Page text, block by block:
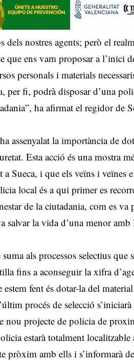
nostres agents; però el
que ens vam proposar a l’inici
personals i materials
per fi, podrà disposar d’una
ha afirmat el regidor de
assenyalat la importància de
Esta acció és una mostra
Sueca, i que els veïns i veïnes
local és a qui primer es
de la ciutadania, com es va
salvar la vida d’una menor amb
als processos selectius que
fins a aconseguir la xifra
fent és dotar-la del
procés de selecció
nou projecte de policia de
estarà totalment localitzable
pròxim amb ells i s’informarà